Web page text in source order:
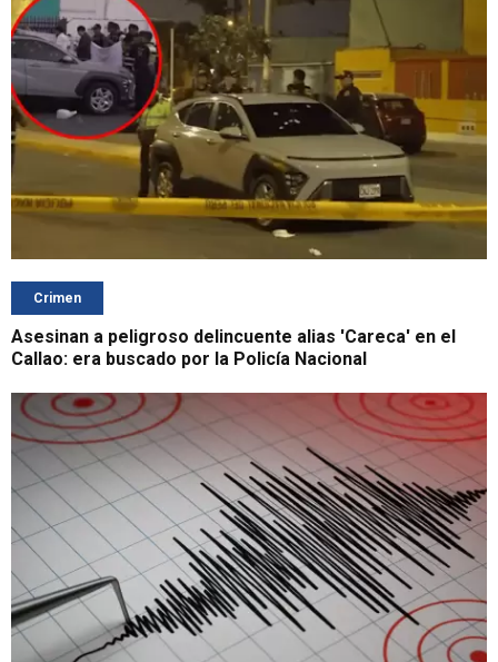
Crimen
Asesinan a peligroso delincuente alias 'Careca' en el
Callao: era buscado por la Policía Nacional